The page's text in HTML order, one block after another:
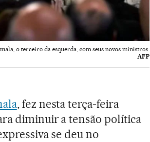
o terceiro da esquerda, com seus novos ministros.
AFP
, fez nesta terça-feira
diminuir a tensão política
se deu no